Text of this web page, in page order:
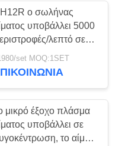
214
ο σωλήνας
υποβάλλει 5000
λεπτό σε
τη δύναμη
set MOQ:1SET
μικρό έξοχο πλάσμα
υποβάλλει σε
το αίμα